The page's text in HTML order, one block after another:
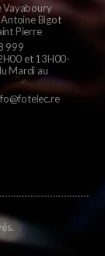
Vayaboury
Antoine Bigot
Pierre
999
et 13H00-
Mardi au